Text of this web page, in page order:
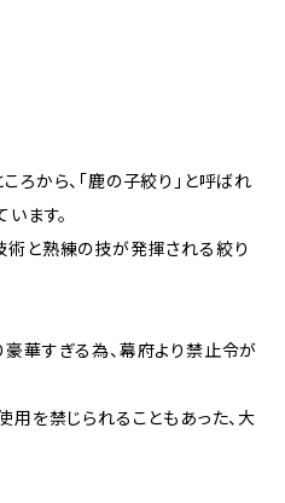
ろから、「鹿の子絞り」と呼ばれ
ます。
と熟練の技が発揮される絞り
華すぎる為、幕府より禁止令が
用を禁じられることもあった、大